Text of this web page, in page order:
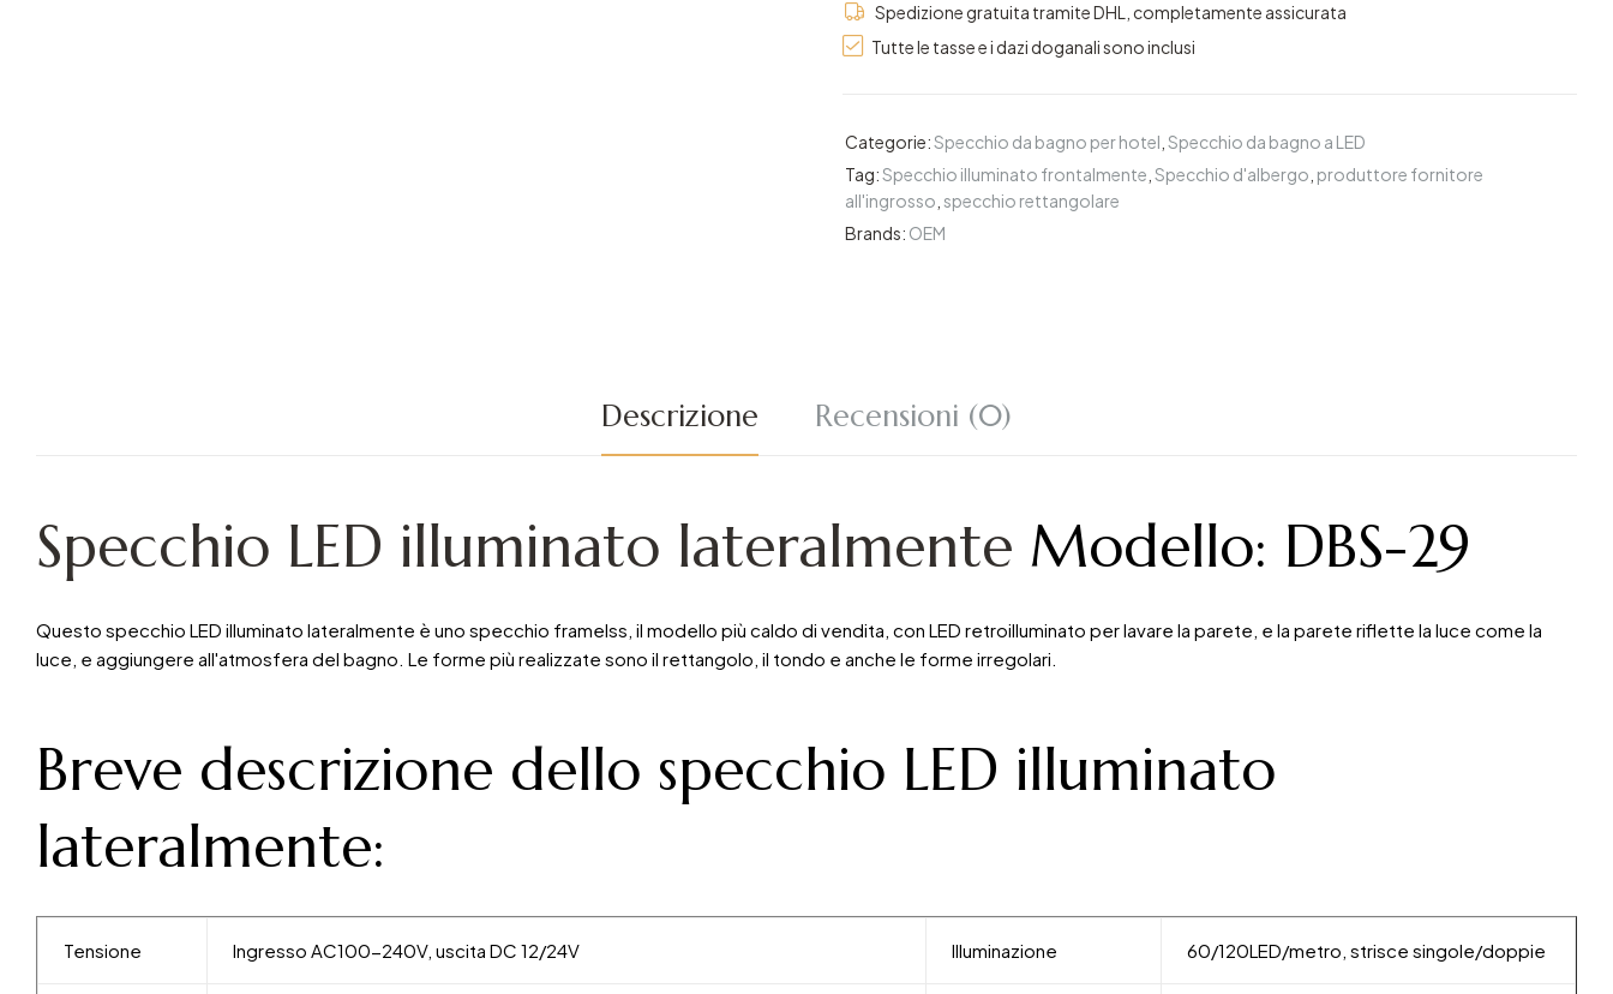
Spedizione gratuita tramite DHL, completamente assicurata
Tutte le tasse e i dazi doganali sono inclusi
Categorie:Specchio da bagno per hotel Specchio da bagno a LED
Tag:Specchio illuminato frontalmente Specchio d'albergo produttore fornitore
all'ingrosso specchio rettangolare
Brands: OEM
Descrizione Recensioni (0)
Specchio LED illuminato lateralmente Modello: DBS-29
Questo specchio LED illuminato lateralmente è uno specchio framelss, il modello più caldo di vendita, con LED retroilluminato per lavare la parete, e la parete riflette la luce come la
luce, e aggiungere all'atmosfera del bagno. Le forme più realizzate sono il rettangolo, il tondo e anche le forme irregolari.
Breve descrizione dello specchio LED illuminato
lateralmente:
Tensione Ingresso AC100-240V, uscita DC 12/24V Illuminazione 60/120LED/metro, strisce singole/doppie